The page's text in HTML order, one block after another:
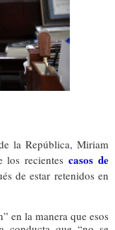
la República, Miriam
los recientescasos de
de estar retenidos en
en la manera que esos